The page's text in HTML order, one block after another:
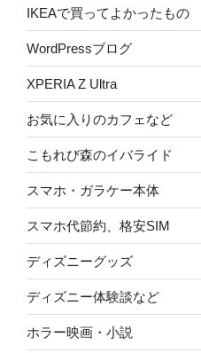
IKEAで買ってよかったもの
WordPressブログ
XPERIA Z Ultra
お気に入りのカフェなど
こもれび森のイバライド
スマホ・ガラケー本体
スマホ代節約、格安SIM
ディズニーグッズ
ディズニー体験談など
ホラー映画・小説